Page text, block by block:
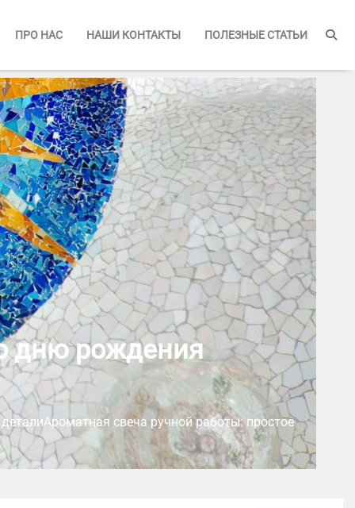
ПРО НАС НАШИ КОНТАКТЫ ПОЛЕЗНЫЕ СТАТЬИ
дню рождения
свеча ручной работы: простое